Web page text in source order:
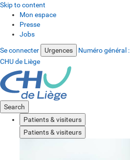
Skip to content
Mon espace
Presse
Jobs
Se connecter Urgences Numéro général :
CHU de Liège
Search
Patients & visiteurs
Patients & visiteurs